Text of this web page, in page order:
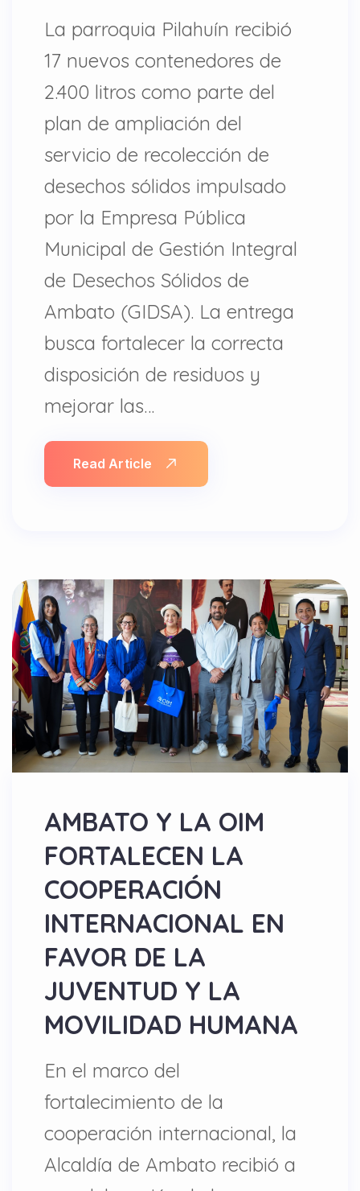
La parroquia Pilahuín recibió
17 nuevos contenedores de
2.400 litros como parte del
plan de ampliación del
servicio de recolección de
desechos sólidos impulsado
por la Empresa Pública
Municipal de Gestión Integral
de Desechos Sólidos de
Ambato (GIDSA). La entrega
busca fortalecer la correcta
disposición de residuos y
mejorar las…
Read Article
AMBATO Y LA OIM
FORTALECEN LA
COOPERACIÓN
INTERNACIONAL EN
FAVOR DE LA
JUVENTUD Y LA
MOVILIDAD HUMANA
En el marco del
fortalecimiento de la
cooperación internacional, la
Alcaldía de Ambato recibió a